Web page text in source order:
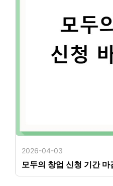
2026-04-03
모두의 창업 신청 기간